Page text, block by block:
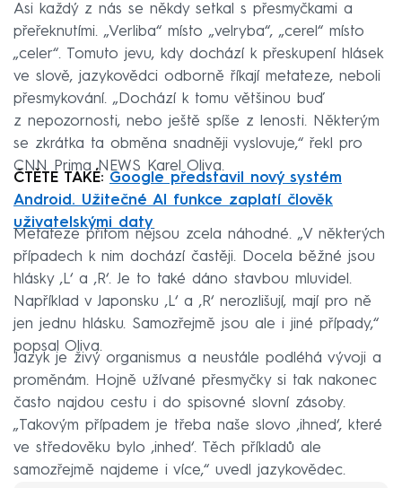
Asi každý z nás se někdy setkal s přesmyčkami a
přeřeknutími. „Verliba“ místo „velryba“, „cerel“ místo
„celer“. Tomuto jevu, kdy dochází k přeskupení hlásek
ve slově, jazykovědci odborně říkají metateze, neboli
přesmykování. „Dochází k tomu většinou buď
z nepozornosti, nebo ještě spíše z lenosti. Některým
se zkrátka ta obměna snadněji vyslovuje,“ řekl pro
CNN Prima NEWS Karel Oliva.
ČTĚTE TAKÉ: Google představil nový systém
Android. Užitečné AI funkce zaplatí člověk
uživatelskými daty
Metateze přitom nejsou zcela náhodné. „V některých
případech k nim dochází častěji. Docela běžné jsou
hlásky ‚L‘ a ‚R‘. Je to také dáno stavbou mluvidel.
Například v Japonsku ‚L‘ a ‚R‘ nerozlišují, mají pro ně
jen jednu hlásku. Samozřejmě jsou ale i jiné případy,“
popsal Oliva.
Jazyk je živý organismus a neustále podléhá vývoji a
proměnám. Hojně užívané přesmyčky si tak nakonec
často najdou cestu i do spisovné slovní zásoby.
„Takovým případem je třeba naše slovo ‚ihned‘, které
ve středověku bylo ‚inhed‘. Těch příkladů ale
samozřejmě najdeme i více,“ uvedl jazykovědec.